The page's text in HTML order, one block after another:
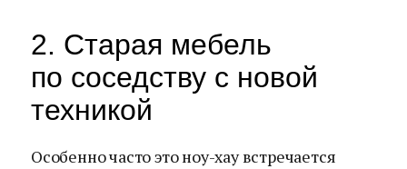
2. Старая мебель
по соседству с новой
техникой
Особенно часто это ноу-хау встречается